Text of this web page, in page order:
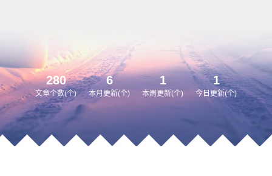
280
文章个数(个)
6
本月更新(个)
1
本周更新(个)
1
今日更新(个)